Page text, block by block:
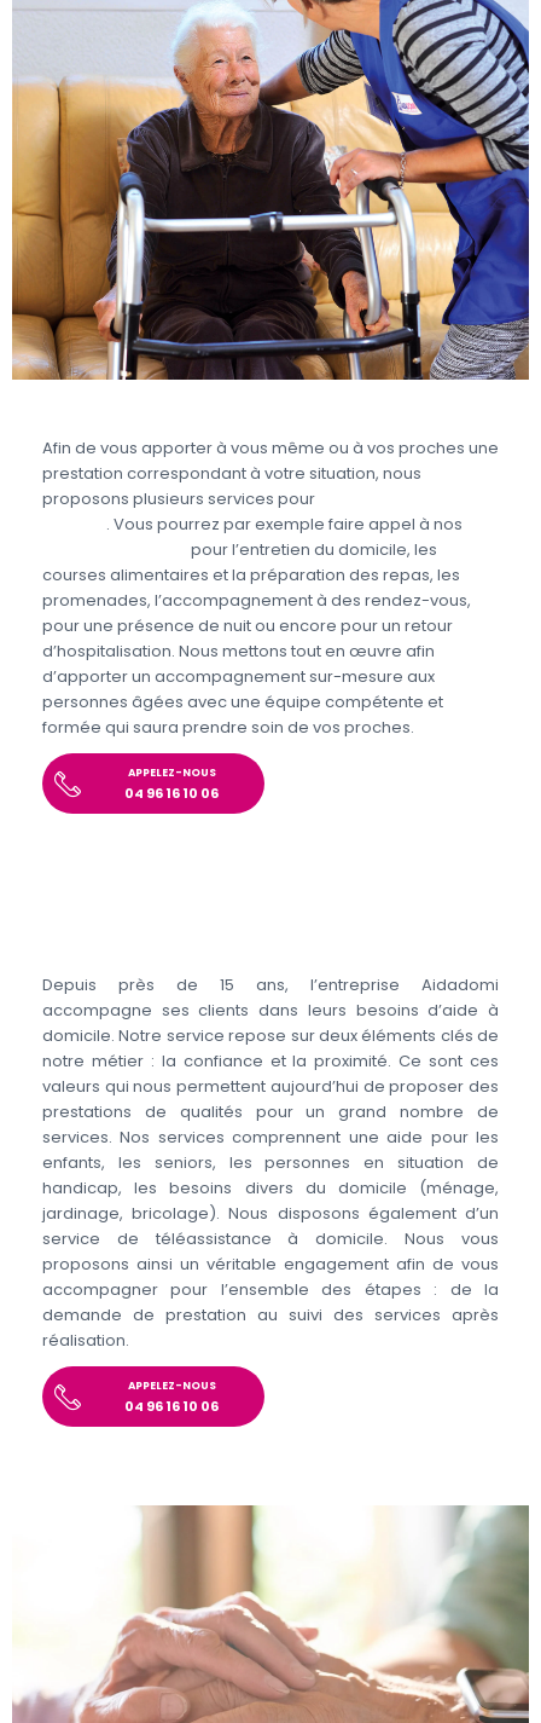
Afin de vous apporter à vous même ou à vos proches une
prestation correspondant à votre situation, nous
proposons plusieurs services pour
. Vous pourrez par exemple faire appel à nos
pour l’entretien du domicile, les
courses alimentaires et la préparation des repas, les
promenades, l’accompagnement à des rendez-vous,
pour une présence de nuit ou encore pour un retour
d’hospitalisation. Nous mettons tout en œuvre afin
d’apporter un accompagnement sur-mesure aux
personnes âgées avec une équipe compétente et
formée qui saura prendre soin de vos proches.
APPELEZ-NOUS
04 96 16 10 06
Depuis près de 15 ans, l’entreprise Aidadomi
accompagne ses clients dans leurs besoins d’aide à
domicile. Notre service repose sur deux éléments clés de
notre métier : la confiance et la proximité. Ce sont ces
valeurs qui nous permettent aujourd’hui de proposer des
prestations de qualités pour un grand nombre de
services. Nos services comprennent une aide pour les
enfants, les seniors, les personnes en situation de
handicap, les besoins divers du domicile (ménage,
jardinage, bricolage). Nous disposons également d’un
service de téléassistance à domicile. Nous vous
proposons ainsi un véritable engagement afin de vous
accompagner pour l’ensemble des étapes : de la
demande de prestation au suivi des services après
réalisation.
APPELEZ-NOUS
04 96 16 10 06